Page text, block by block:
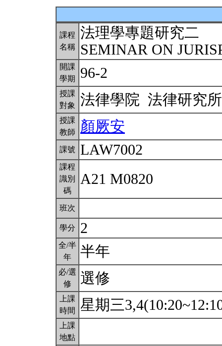
課程
名稱
法理學專題研究二
SEMINAR ON
開課
學期
96-2
授課
對象
法律學院 法律研究
授課
教師
顏厥安
課號 LAW7002
課程
識別
碼
A21 M0820
班次
學分 2
全/半
年
半年
必/選
修
選修
上課
時間
星期三
上課
地點